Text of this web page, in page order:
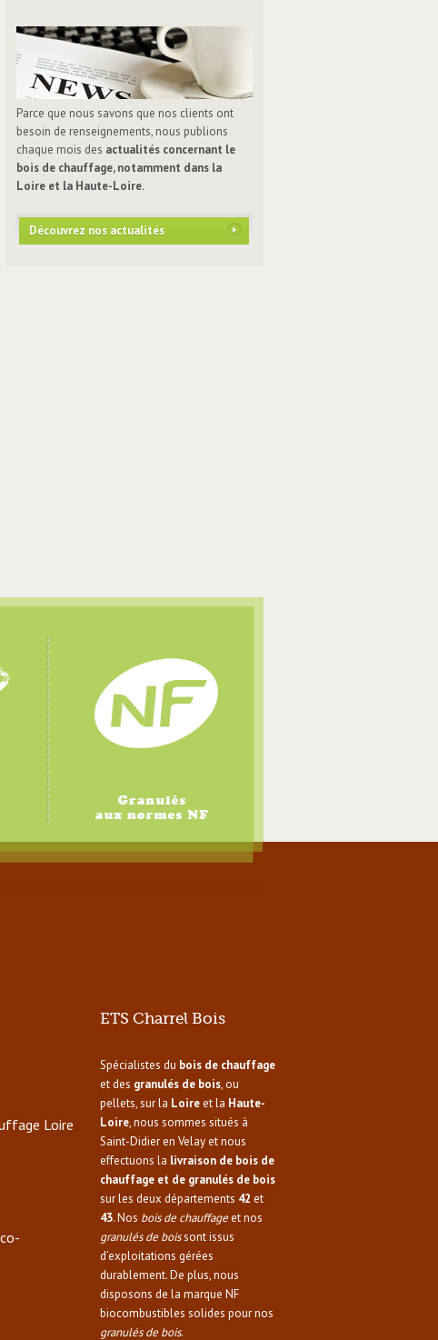
Parce que nous savons que nos clients ont
besoin de renseignements, nous publions
chaque mois des actualités concernant le
bois de chauffage, notamment dans la
Loire et la Haute-Loire.
Découvrez nos actualités
Loire
ETS Charrel Bois
Spécialistes du bois de chauffage
et des granulés de bois, ou
pellets, sur la Loireet la Haute-
Loire, nous sommes situés à
Saint-Didier en Velay et nous
effectuons la livraison de bois de
chauffage et de granulés de bois
sur les deux départements 42 et
43. Nos bois de chauffageet nos
granulés de boissont issus
d’exploitations gérées
durablement. De plus, nous
disposons de la marque NF
biocombustibles solides pour nos
granulés de bois.